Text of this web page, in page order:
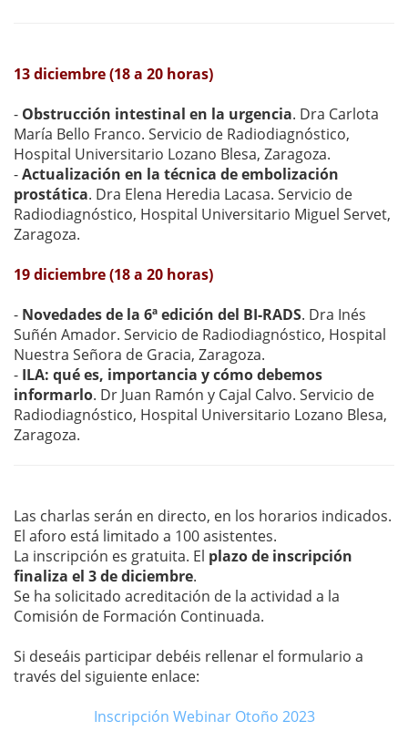
13 diciembre (18 a 20 horas)
- Obstrucción intestinal en la urgencia. Dra Carlota
María Bello Franco. Servicio de Radiodiagnóstico,
Hospital Universitario Lozano Blesa, Zaragoza.
-Actualización en la técnica de embolización
prostática. Dra Elena Heredia Lacasa. Servicio de
Radiodiagnóstico, Hospital Universitario Miguel Servet,
Zaragoza.
19 diciembre (18 a 20 horas)
- Novedades de la 6ª edición del BI-RADS. Dra Inés
Suñén Amador. Servicio de Radiodiagnóstico, Hospital
Nuestra Señora de Gracia, Zaragoza.
- ILA: qué es, importancia y cómo debemos
informarlo. Dr Juan Ramón y Cajal Calvo. Servicio de
Radiodiagnóstico, Hospital Universitario Lozano Blesa,
Zaragoza.
Las charlas serán en directo, en los horarios indicados.
El aforo está limitado a 100 asistentes.
La inscripción es gratuita. El plazo de inscripción
finaliza el 3 de diciembre.
Se ha solicitado acreditación de la actividad a la
Comisión de Formación Continuada.
Si deseáis participar debéis rellenar el formulario a
través del siguiente enlace:
Inscripción Webinar Otoño 2023